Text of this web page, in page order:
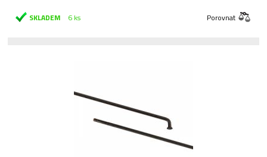
SKLADEM 6 ks Porovnat